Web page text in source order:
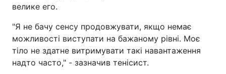
велике его.
"Я не бачу сенсу продовжувати, якщо немає
можливості виступати на бажаному рівні. Моє
тіло не здатне витримувати такі навантаження
надто часто," - зазначив тенісист.